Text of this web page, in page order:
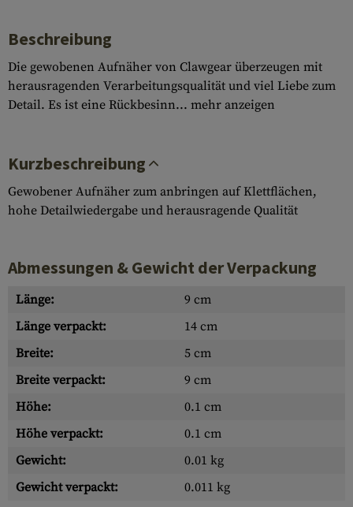
Beschreibung
Die gewobenen Aufnäher von Clawgear überzeugen mit
herausragenden Verarbeitungsqualität und viel Liebe zum
Detail. Es ist eine Rückbesinn... mehr anzeigen
Kurzbeschreibung
Gewobener Aufnäher zum anbringen auf Klettflächen,
hohe Detailwiedergabe und herausragende Qualität
Abmessungen & Gewicht der Verpackung
Länge:
9 cm
Länge verpackt:
14 cm
Breite:
5 cm
Breite verpackt:
9 cm
Höhe:
0.1 cm
Höhe verpackt:
0.1 cm
Gewicht:
0.01 kg
Gewicht verpackt:
0.011 kg